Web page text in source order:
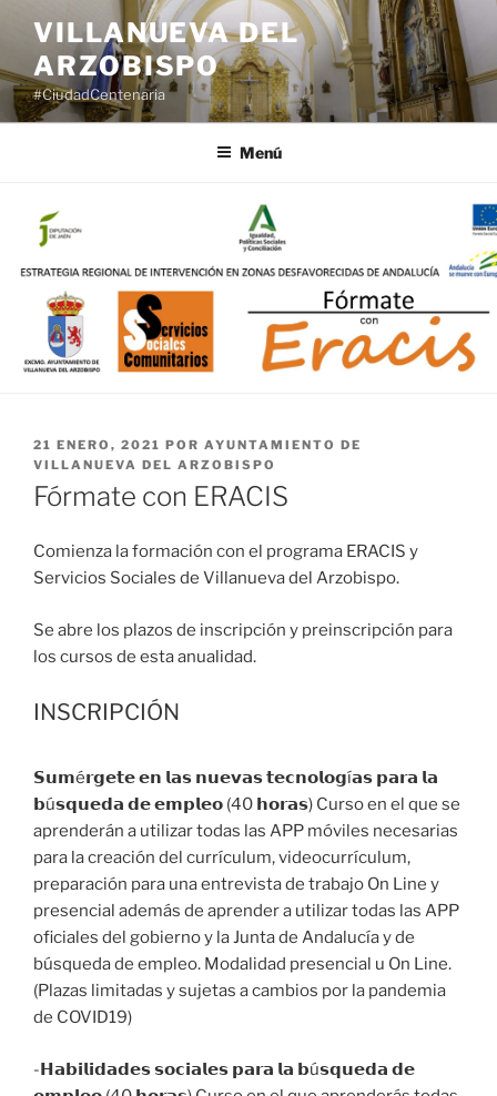
contenido
VILLANUEVA DEL
ARZOBISPO
#CiudadCentenaria
Menú
PUBLICADO
EL
21 ENERO, 2021 POR AYUNTAMIENTO DE
VILLANUEVA DEL ARZOBISPO
Fórmate con ERACIS
Comienza la formación con el programa ERACIS y
Servicios Sociales de Villanueva del Arzobispo.
Se abre los plazos de inscripción y preinscripción para
los cursos de esta anualidad.
INSCRIPCIÓN
𝗦𝘂𝗺é𝗿𝗴𝗲𝘁𝗲 𝗲𝗻 𝗹𝗮𝘀 𝗻𝘂𝗲𝘃𝗮𝘀 𝘁𝗲𝗰𝗻𝗼𝗹𝗼𝗴í𝗮𝘀 𝗽𝗮𝗿𝗮 𝗹𝗮
𝗯ú𝘀𝗾𝘂𝗲𝗱𝗮 𝗱𝗲 𝗲𝗺𝗽𝗹𝗲𝗼 (40 𝗵𝗼𝗿𝗮𝘀) Curso en el que se
aprenderán a utilizar todas las APP móviles necesarias
para la creación del currículum, videocurrículum,
preparación para una entrevista de trabajo On Line y
presencial además de aprender a utilizar todas las APP
oficiales del gobierno y la Junta de Andalucía y de
búsqueda de empleo. Modalidad presencial u On Line.
(Plazas limitadas y sujetas a cambios por la pandemia
de COVID19)
-𝗛𝗮𝗯𝗶𝗹𝗶𝗱𝗮𝗱𝗲𝘀 𝘀𝗼𝗰𝗶𝗮𝗹𝗲𝘀 𝗽𝗮𝗿𝗮 𝗹𝗮 𝗯ú𝘀𝗾𝘂𝗲𝗱𝗮 𝗱𝗲